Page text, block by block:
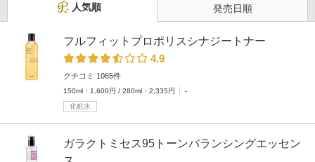
人気順 発売日順
フルフィットプロポリスシナジートナー
4.9
クチコミ 1065件
150ml・1,600円 / 280ml・2,335円
-
化粧水
ガラクトミセス95トーンバランシングエッセン